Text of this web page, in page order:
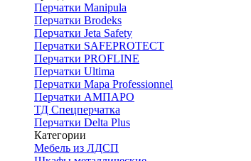
Перчатки Manipula
Перчатки Brodeks
Перчатки Jeta Safety
Перчатки SAFEPROTECT
Перчатки PROFLINE
Перчатки Ultima
Перчатки Мара Professionnel
Перчатки АМПАРО
ТД Спецперчатка
Перчатки Delta Plus
Категории
Мебель из ЛДСП